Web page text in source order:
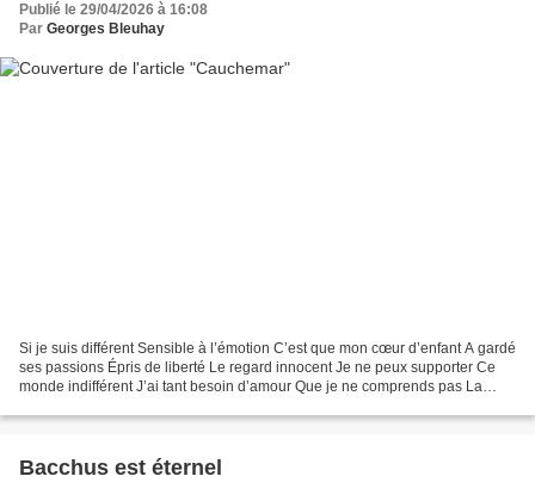
Publié le 29/04/2026 à 16:08
Par Georges Bleuhay
Si je suis différent Sensible à l’émotion C’est que mon cœur d’enfant A gardé
ses passions Épris de liberté Le regard innocent Je ne peux supporter Ce
monde indifférent J’ai tant besoin d’amour Que je ne comprends pas La
Bacchus est éternel